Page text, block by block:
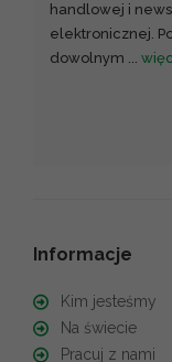
handlowej i
elektronicznej.
dowolnym ...
Informacje
Kim jesteśmy
Na świecie
Pracuj z nami